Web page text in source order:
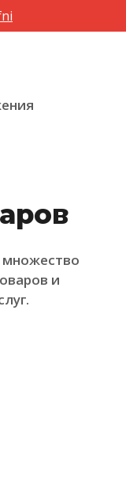
множество
и